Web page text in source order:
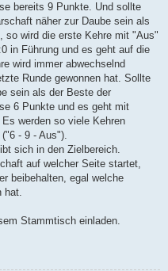
bereits 9 Punkte. Und sollte
näher zur Daube sein als
so wird die erste Kehre mit "Aus"
in Führung und es geht auf die
wird immer abwechselnd
Runde gewonnen hat. Sollte
sein als der Beste der
6 Punkte und es geht mit
werden so viele Kehren
- 9 - Aus").
sich in den Zielbereich.
auf welcher Seite startet,
beibehalten, egal welche
hat.
Stammtisch einladen.